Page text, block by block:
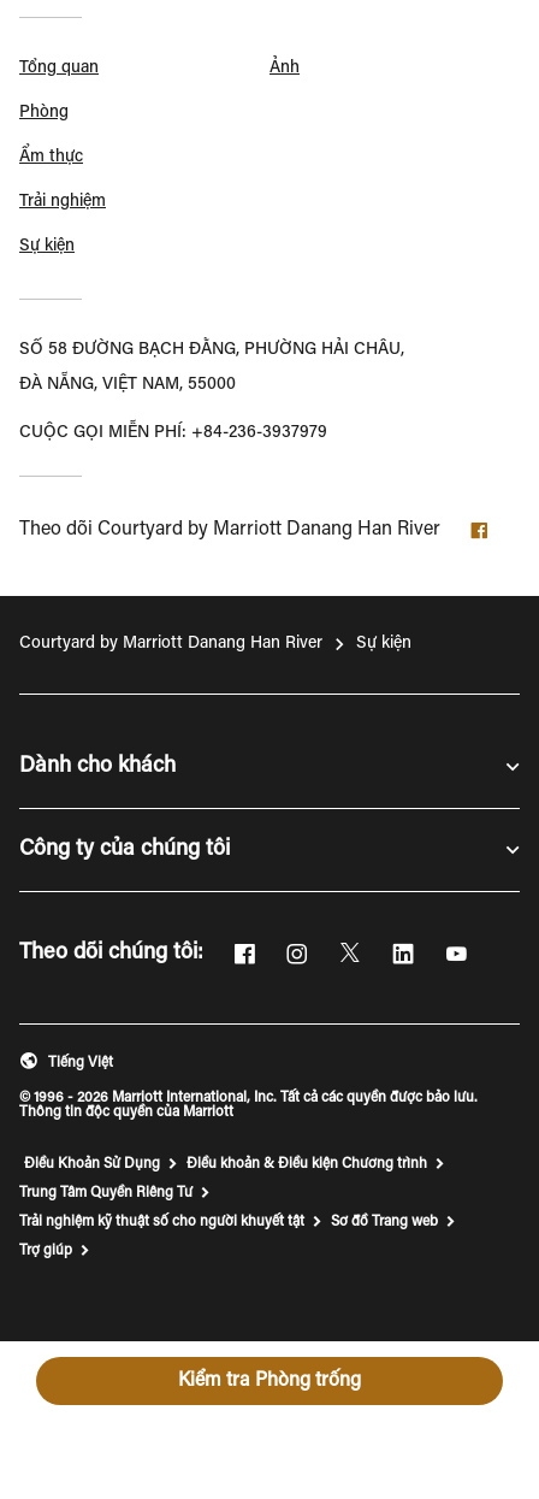
Kiểm tra Phòng trống
Tổng quan
Phòng
Ẩm thực
Trải nghiệm
Sự kiện
Ảnh
SỐ 58 ĐƯỜNG BẠCH ĐẰNG, PHƯỜNG HẢI CHÂU,
ĐÀ NẴNG, VIỆT NAM, 55000
CUỘC GỌI MIỄN PHÍ: +84-236-3937979
Theo dõi Courtyard by Marriott Danang Han River
Courtyard by Marriott Danang Han River Sự kiện
Dành cho khách
Công ty của chúng tôi
Theo dõi chúng tôi:
Facebook
Mở cửa sổ mới
Instagram
Mở cửa sổ mới
Twitter
Mở cửa sổ mới
Linkedin
Mở cửa sổ mới
© 1996 - 2026 Marriott International, Inc. Tất cả các quyền được bảo lưu.
Thông tin độc quyền của Marriott
Tiếng Việt
Điều Khoản Sử Dụng
Điều khoản & Điều kiện Chương trình
Trung Tâm Quyền Riêng Tư
Trải nghiệm kỹ thuật số cho người khuyết tật
Sơ đồ Trang web
Trợ giúp